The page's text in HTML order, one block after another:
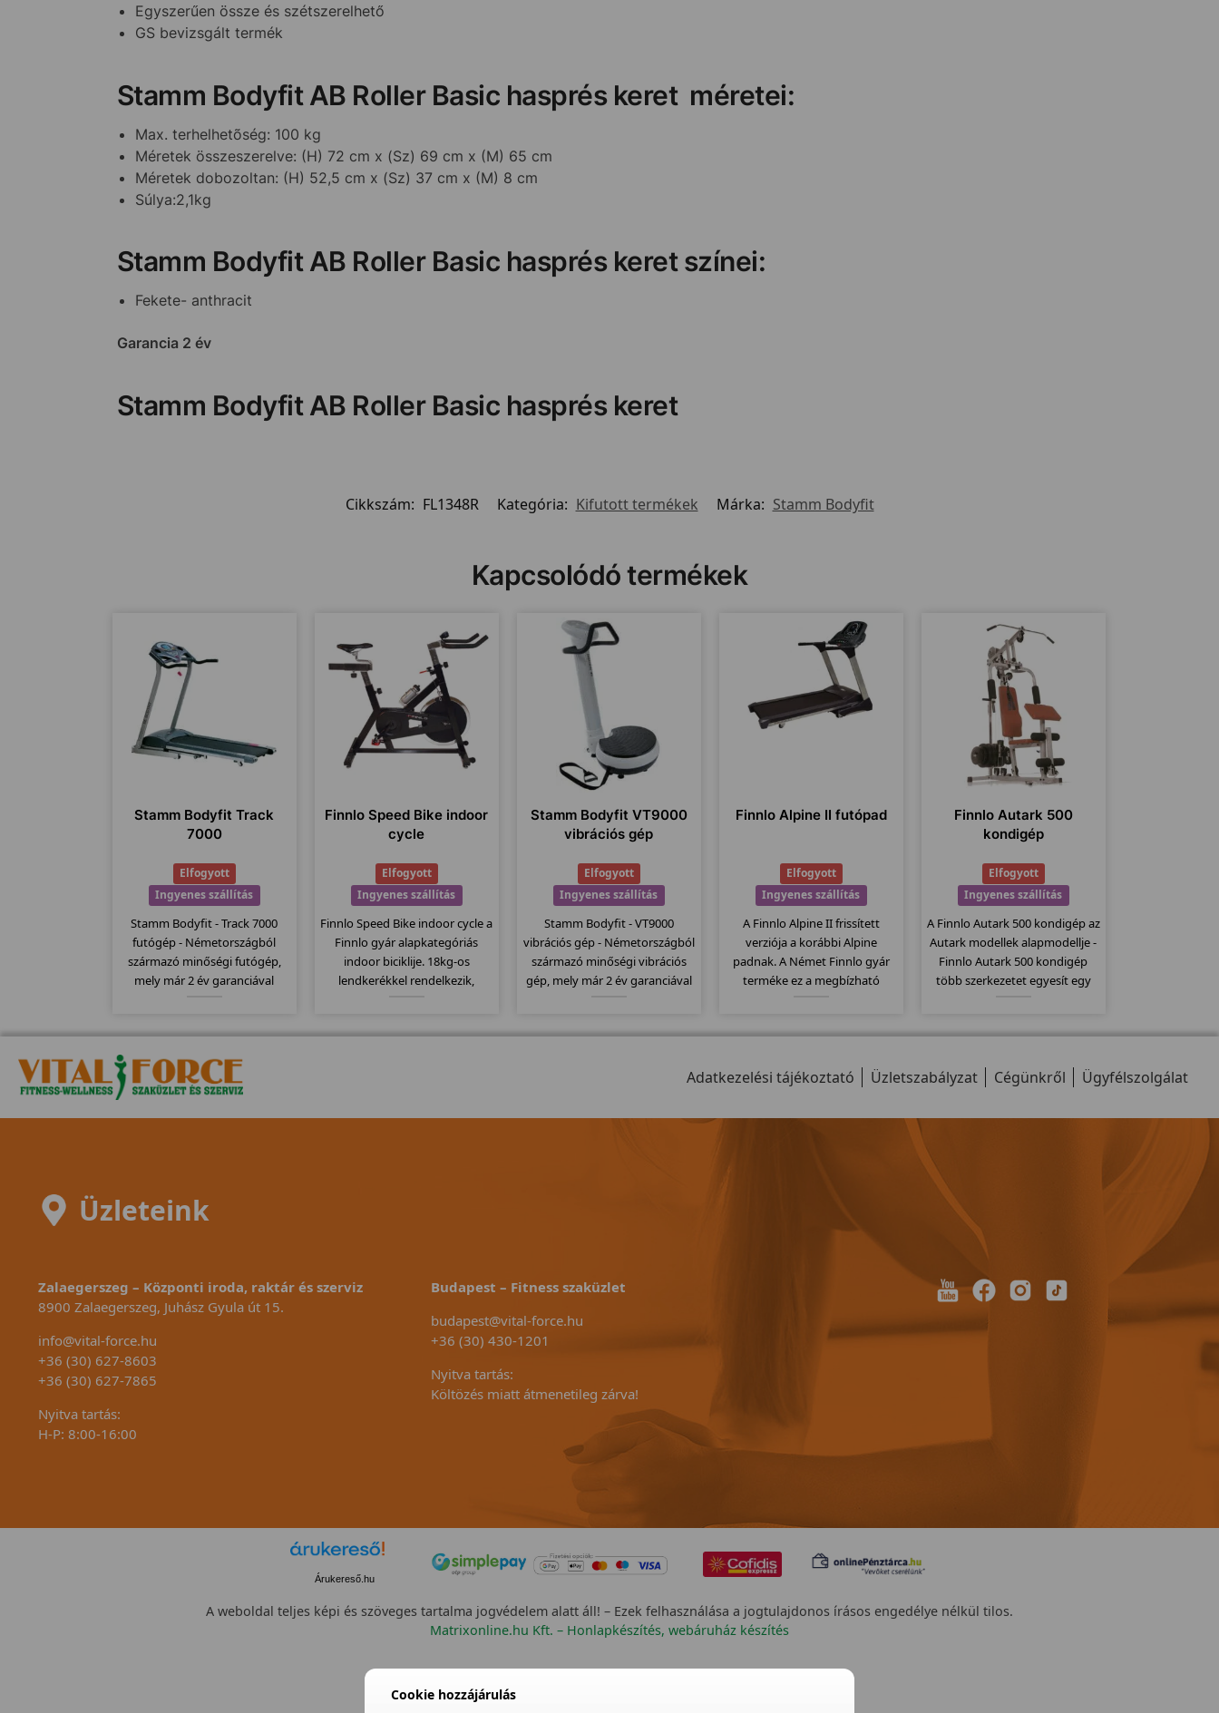
Egyszerűen össze és szétszerelhető
GS bevizsgált termék
Stamm Bodyfit AB Roller Basic hasprés keret méretei:
Max. terhelhetõség: 100 kg
Méretek összeszerelve: (H) 72 cm x (Sz) 69 cm x (M) 65 cm
Méretek dobozoltan: (H) 52,5 cm x (Sz) 37 cm x (M) 8 cm
Súlya:2,1kg
Stamm Bodyfit AB Roller Basic hasprés keret színei:
Fekete- anthracit
Garancia 2 év
Stamm Bodyfit AB Roller Basic hasprés keret
Cikkszám: FL1348R Kategória: Kifutott termékek Márka: Stamm Bodyfit
Kapcsolódó termékek
Stamm Bodyfit Track
7000
Elfogyott
Ingyenes szállítás
Stamm Bodyfit - Track 7000
futógép - Németországból
származó minőségi futógép,
mely már 2 év garanciával
kategóriájához képest
120x41cm-es futófelülettel
rendelkezik.
Finnlo Speed Bike indoor
cycle
Elfogyott
Ingyenes szállítás
Finnlo Speed Bike indoor cycle a
Finnlo gyár alapkategóriás
indoor biciklije. 18kg-os
lendkerékkel rendelkezik,
Kitűnően alkalmas erőltetett
Stamm Bodyfit VT9000
vibrációs gép
Elfogyott
Ingyenes szállítás
Stamm Bodyfit - VT9000
vibrációs gép - Németországból
származó minőségi vibrációs
gép, mely már 2 év garanciával
egy nagy motor dolgoztat meg,
Finnlo Alpine II futópad
Elfogyott
Ingyenes szállítás
A Finnlo Alpine II frissített
verziója a korábbi Alpine
padnak. A Német Finnlo gyár
terméke ez a megbízható
futófelület, szállítógörgők, 23
modellt.
Finnlo Autark 500
kondigép
Elfogyott
Ingyenes szállítás
A Finnlo Autark 500 kondigép az
Autark modellek alapmodellje -
Finnlo Autark 500 kondigép
több szerkezetet egyesít egy
húzódzkodás, pillangó,
Adatkezelési tájékoztató Üzletszabályzat Cégünkről Ügyfélszolgálat
Üzleteink
Zalaegerszeg – Központi iroda, raktár és szerviz
8900 Zalaegerszeg, Juhász Gyula út 15.
info@vital-force.hu
+36 (30) 627-8603
+36 (30) 627-7865
Nyitva tartás:
H-P: 8:00-16:00
Budapest – Fitness szaküzlet
budapest@vital-force.hu
+36 (30) 430-1201
Nyitva tartás:
Költözés miatt átmenetileg zárva!
Árukereső.hu
A weboldal teljes képi és szöveges tartalma jogvédelem alatt áll! – Ezek felhasználása a jogtulajdonos írásos engedélye nélkül tilos.
Matrixonline.hu Kft. – Honlapkészítés, webáruház készítés
Cookie hozzájárulás